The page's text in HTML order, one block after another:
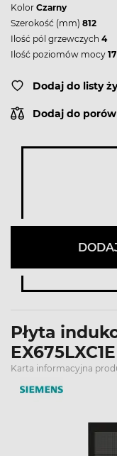
Kolor Czarny
Szerokość (mm) 812
Ilość pól grzewczych 4
Ilość poziomów mocy 17
Dodaj do listy
Dodaj do
Płyta
EX675LXC1E
Karta informacyjna